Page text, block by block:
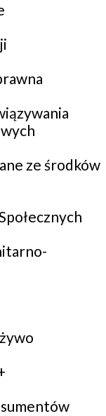
ze środków